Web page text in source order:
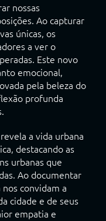
nossas
Ao capturar
únicas, os
a ver o
Este novo
emocional,
pela beleza do
profunda
a vida urbana
destacando as
urbanas que
Ao documentar
convidam a
cidade e de seus
empatia e